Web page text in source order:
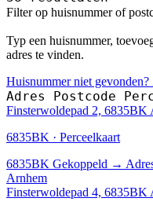
Filter op huisnummer of
Typ een huisnummer,
adres te vinden.
Huisnummer niet
Adres Postcode
Finsterwoldepad 2, 6835BK
6835BK · Perceelkaart
6835BK Gekoppeld →
Arnhem
Finsterwoldepad 4, 6835BK